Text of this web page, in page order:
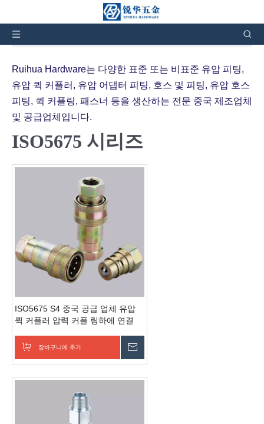
제품 » 유압식 퀵 커플링
리즈
Ruihua Hardware는 다양한 표준 또는 비표준 유압 피팅,
유압 퀵 커플러, 유압 어댑터 피팅, 호스 및 피팅, 유압 호스
피팅, 퀵 커플링, 패스너 등을 생산하는 전문 중국 제조업체
및 공급업체입니다.
ISO5675 시리즈
ISO5675 S4 중국 공급 업체 유압
퀵 커플러 압력 커플 링하에 연결
장바구니에 추가